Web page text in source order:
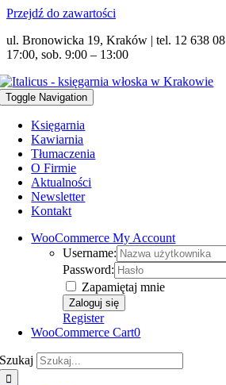
Przejdź do zawartości
ul. Bronowicka 19, Kraków | tel. 12 638
17:00, sob. 9:00 – 13:00
Toggle Navigation
Księgarnia
Kawiarnia
Tłumaczenia
O Firmie
Aktualności
Newsletter
Kontakt
WooCommerce My Account
Username:
Password:
Zapamiętaj mnie
Register
WooCommerce Cart0
Szukaj